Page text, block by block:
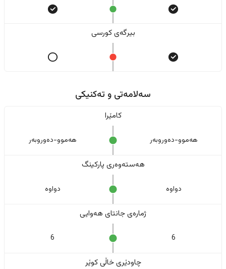
بیرگەی کورسی
سەلامەتی و تەکنیکی
کامێرا
هەموو-دەوروبەر هەموو-دەوروبەر
هەستەوەری پارکینگ
دواوە دواوە
ژمارەی جانتای هەوایی
6
6
چاودێری خاڵی کوێر